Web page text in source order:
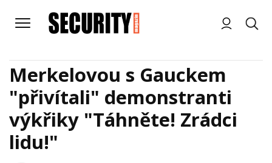
Merkelovou s Gauckem
"přivítali" demonstranti
výkřiky "Táhněte! Zrádci
lidu!"